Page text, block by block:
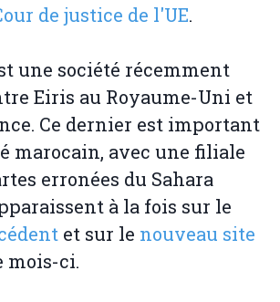
de justice de l'UE.
une société récemment
Eiris au Royaume-Uni et
Ce dernier est important
marocain, avec une filiale
erronées du Sahara
à la fois sur le
et sur le nouveau site
mois-ci.